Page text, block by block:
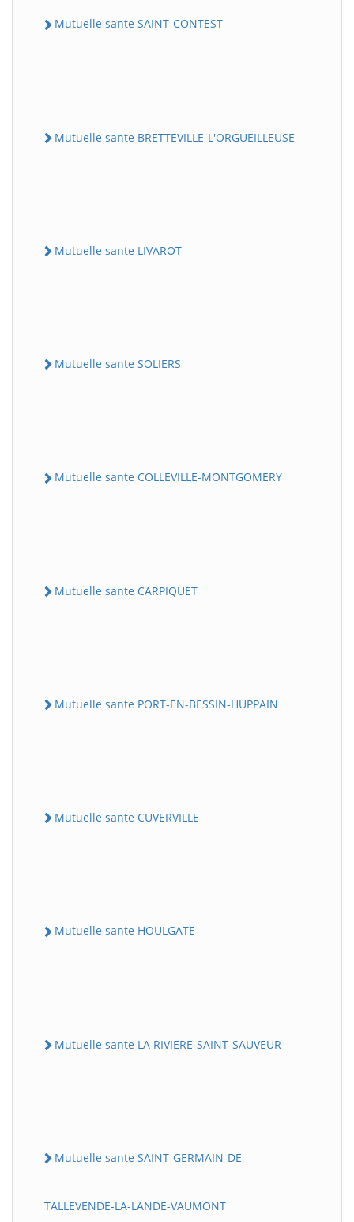
Mutuelle sante SAINT-CONTEST
Mutuelle sante BRETTEVILLE-L'ORGUEILLEUSE
Mutuelle sante LIVAROT
Mutuelle sante SOLIERS
Mutuelle sante COLLEVILLE-MONTGOMERY
Mutuelle sante CARPIQUET
Mutuelle sante PORT-EN-BESSIN-HUPPAIN
Mutuelle sante CUVERVILLE
Mutuelle sante HOULGATE
Mutuelle sante LA RIVIERE-SAINT-SAUVEUR
Mutuelle sante SAINT-GERMAIN-DE-
TALLEVENDE-LA-LANDE-VAUMONT